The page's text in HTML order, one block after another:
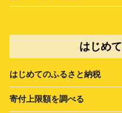
はじめ
はじめてのふるさと納税
寄付上限額を調べる